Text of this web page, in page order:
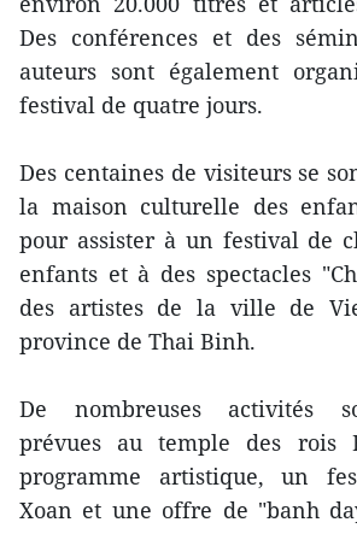
Des conférences et des
auteurs sont également
festival de quatre jours.
Des centaines de visiteurs se
la maison culturelle des
pour assister à un festival de
enfants et à des spectacles
des artistes de la ville de
province de Thai Binh.
De nombreuses activités
prévues au temple des rois
programme artistique, un
Xoan et une offre de "banh